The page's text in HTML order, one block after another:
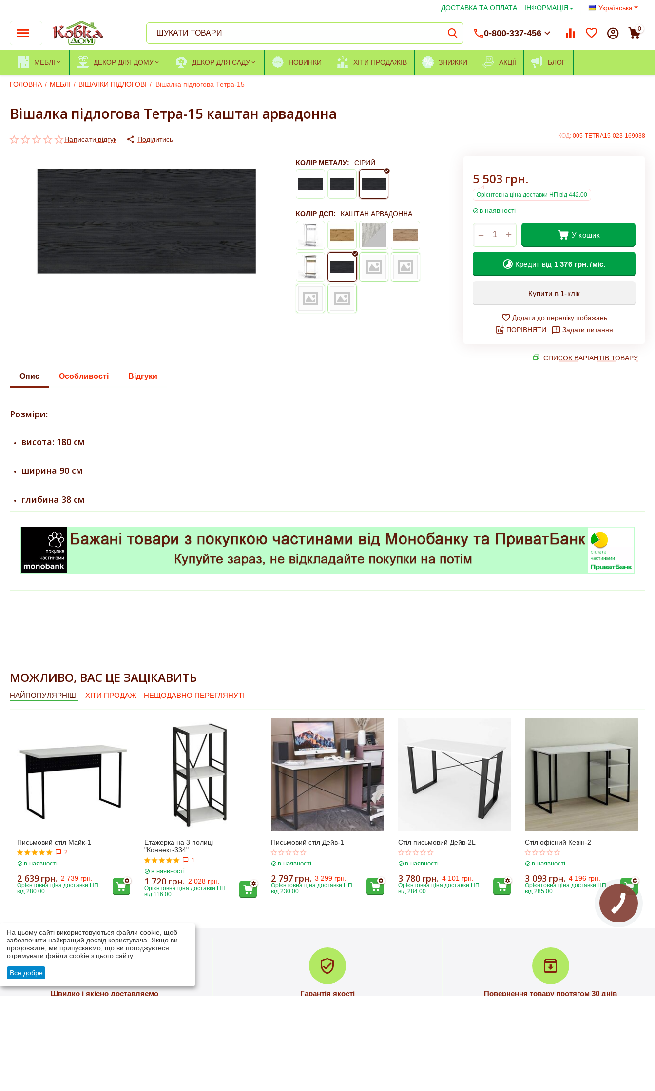
Українська
ДОСТАВКА ТА ОПЛАТА ІНФОРМАЦІЯ
0-800-337-456 0
МЕБЛІ ДЕКОР ДЛЯ ДОМУ ДЕКОР ДЛЯ САДУ НОВИНКИ ХІТИ ПРОДАЖІВ ЗНИЖКИ АКЦІЇ БЛОГ
ГОЛОВНА / МЕБЛІ / ВІШАЛКИ ПІДЛОГОВІ / Вішалка підлогова Тетра-15
Вішалка підлогова Тетра-15 каштан арвадонна
Написати відгук КОД: 005-TETRA15-023-169038
Поділитись
КОЛІР МЕТАЛУ: СІРИЙ
КОЛІР ДСП: КАШТАН АРВАДОННА
5 503 грн.
Орієнтовна ціна доставки НП від 442.00
в наявності
+
− У кошик
Кредит від 1 376 грн./міс.
Купити в 1-клік
Додати до переліку побажань
ПОРІВНЯТИ
Задати питання
СПИСОК ВАРІАНТІВ ТОВАРУ
Опис Особливості Відгуки
Розміри:
висота: 180 см
ширина 90 см
глибина 38 см
МОЖЛИВО, ВАС ЦЕ ЗАЦІКАВИТЬ
НАЙПОПУЛЯРНІШІ ХІТИ ПРОДАЖ НЕЩОДАВНО ПЕРЕГЛЯНУТІ
Письмовий стіл Майк-1
2
в наявності
2 739 грн.
2 639 грн.
Орієнтовна ціна доставки НП
від 280.00
Етажерка на 3 полиці
"Коннект-334"
1
в наявності
2 028 грн.
1 720 грн.
Орієнтовна ціна доставки НП
від 116.00
Письмовий стіл Дейв-1
в наявності
3 299 грн.
2 797 грн.
Орієнтовна ціна доставки НП
від 230.00
Стіл письмовий Дейв-2L
в наявності
4 101 грн.
3 780 грн.
Орієнтовна ціна доставки НП
від 284.00
Стіл офісний Кевін-2
в наявності
4 196 грн.
3 093 грн.
Орієнтовна ціна доставки НП
від 285.00
Швидко і якісно доставляємо Гарантія якості Повернення товару протягом 30 днів
На цьому сайті використовуються файли cookie, щоб
забезпечити найкращий досвід користувача. Якщо ви
продовжите, ми припускаємо, що ви погоджуєтеся
отримувати файли cookie з цього сайту.
Все добре